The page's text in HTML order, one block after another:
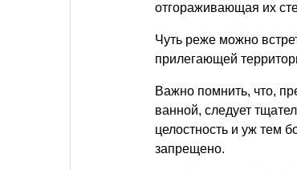
отгораживающая их
Чуть реже можно
прилегающей
Важно помнить, что,
ванной, следует
целостность и уж тем
запрещено.